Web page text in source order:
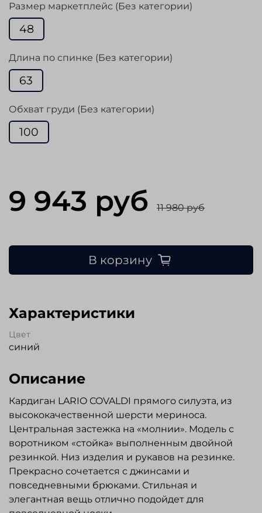
Размер маркетплейс (Без категории)
48
Длина по спинке (Без категории)
63
Обхват груди (Без категории)
100
9 943 руб 11 980 руб
В корзину
Характеристики
Цвет
синий
Описание
Кардиган LARIO COVALDI прямого силуэта, из
высококачественной шерсти мериноса.
Центральная застежка на «молнии». Модель с
воротником «стойка» выполненным двойной
резинкой. Низ изделия и рукавов на резинке.
Прекрасно сочетается с джинсами и
повседневными брюками. Стильная и
элегантная вещь отлично подойдет для